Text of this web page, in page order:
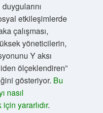
etkileşimlerde
çalışması,
yöneticilerin,
Y aksı
ölçeklendiren”
gösteriyor. Bu
nasıl
yararlıdır.